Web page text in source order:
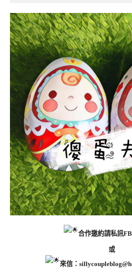
合作邀約請私訊
或
來信：